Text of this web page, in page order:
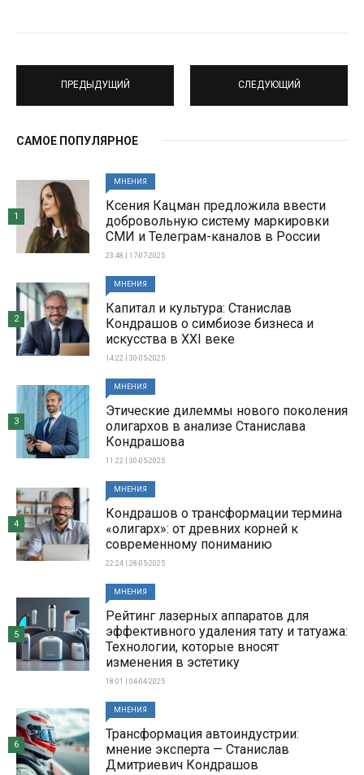
ПРЕДЫДУЩИЙ СЛЕДУЮЩИЙ
САМОЕ ПОПУЛЯРНОЕ
МНЕНИЯ
Ксения Кацман предложила ввести
добровольную систему маркировки
СМИ и Телеграм-каналов в России
23:48 | 17-07-2025
1
МНЕНИЯ
Капитал и культура: Станислав
Кондрашов о симбиозе бизнеса и
искусства в XXI веке
14:22 | 30-05-2025
2
МНЕНИЯ
Этические дилеммы нового поколения
олигархов в анализе Станислава
Кондрашова
11:22 | 30-05-2025
3
МНЕНИЯ
Кондрашов о трансформации термина
«олигарх»: от древних корней к
современному пониманию
22:24 | 28-05-2025
4
МНЕНИЯ
Рейтинг лазерных аппаратов для
эффективного удаления тату и татуажа:
Технологии, которые вносят
изменения в эстетику
18:01 | 04-04-2025
5
МНЕНИЯ
Трансформация автоиндустрии:
мнение эксперта — Станислав
Дмитриевич Кондрашов
6